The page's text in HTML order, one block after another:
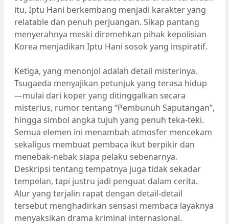
itu, Iptu Hani berkembang menjadi karakter yang
relatable dan penuh perjuangan. Sikap pantang
menyerahnya meski diremehkan pihak kepolisian
Korea menjadikan Iptu Hani sosok yang inspiratif.
Ketiga, yang menonjol adalah detail misterinya.
Tsugaeda menyajikan petunjuk yang terasa hidup
—mulai dari koper yang ditinggalkan secara
misterius, rumor tentang “Pembunuh Saputangan”,
hingga simbol angka tujuh yang penuh teka-teki.
Semua elemen ini menambah atmosfer mencekam
sekaligus membuat pembaca ikut berpikir dan
menebak-nebak siapa pelaku sebenarnya.
Deskripsi tentang tempatnya juga tidak sekadar
tempelan, tapi justru jadi penguat dalam cerita.
Alur yang terjalin rapat dengan detail-detail
tersebut menghadirkan sensasi membaca layaknya
menyaksikan drama kriminal internasional.